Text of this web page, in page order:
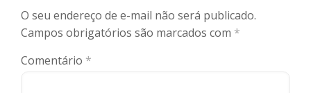
O seu endereço de e-mail não será publicado.
Campos obrigatórios são marcados com *
Comentário *